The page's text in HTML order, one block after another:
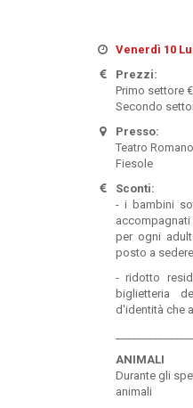
Venerdì 10
Prezzi:
Primo settore
Secondo
Presso:
Teatro
Fiesole
Sconti:
- i bambini
per ogni
posto a sedere
- ridotto
biglietteria
d'identità che
ANIMALI
Durante gli
animali